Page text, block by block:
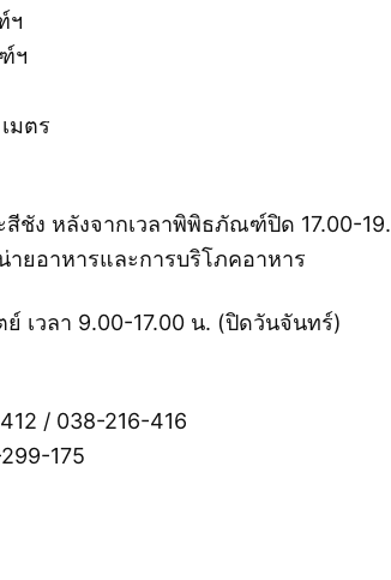
ฯ
ฯ
มตร
ง หลังจากเวลาพิพิธภัณฑ์ปิด 17.00-
ยอาหารและการบริโภคอาหาร
เวลา 9.00-17.00 น. (ปิดวันจันทร์)
/ 038-216-416
175